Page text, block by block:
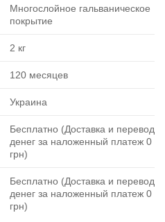
Многослойное гальваническое
покрытие
2 кг
120 месяцев
Украина
Бесплатно (Доставка и перевод
денег за наложенный платеж 0
грн)
Бесплатно (Доставка и перевод
денег за наложенный платеж 0
грн)